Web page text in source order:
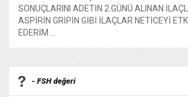
SONUÇLARINI ADETİN 2.GÜNÜ ALINAN
ASPİRİN GRİPİN GİBİ İLAÇLAR NETİCEYİ
EDERİM ...
- FSH değeri